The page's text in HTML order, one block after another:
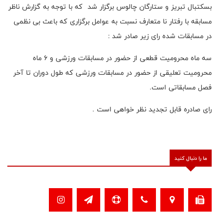
بسکتبال تبریز و ستارگان چالوس برگزار شد که با توجه به گزارش ناظر
مسابقه با رفتار نا متعارف نسبت به عوامل برگزاری که باعث بی نظمی
در مسابقات شده رای زیر صادر شد :
سه ماه محرومیت قطعی از حضور در مسابقات ورزشی و 6 ماه
محرومیت تعلیقی از حضور در مسابقات ورزشی که طول دوران تا آخر
فصل مسابقاتی است.
رای صادره قابل تجدید نظر خواهی است .
ما را دنبال کنید